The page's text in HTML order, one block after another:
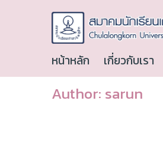
หน้าหลัก เกี่ยวกับเรา
Author: sarun